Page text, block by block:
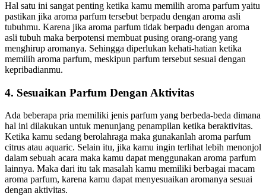
Hal satu ini sangat penting ketika kamu memilih aroma parfum yaitu
pastikan jika aroma parfum tersebut berpadu dengan aroma asli
tubuhmu. Karena jika aroma parfum tidak berpadu dengan aroma
asli tubuh maka berpotensi membuat pusing orang-orang yang
menghirup aromanya. Sehingga diperlukan kehati-hatian ketika
memilih aroma parfum, meskipun parfum tersebut sesuai dengan
kepribadianmu.
4. Sesuaikan Parfum Dengan Aktivitas
Ada beberapa pria memiliki jenis parfum yang berbeda-beda dimana
hal ini dilakukan untuk menunjang penampilan ketika beraktivitas.
Ketika kamu sedang berolahraga maka gunakanlah aroma parfum
citrus atau aquaric. Selain itu, jika kamu ingin terlihat lebih menonjol
dalam sebuah acara maka kamu dapat menggunakan aroma parfum
lainnya. Maka dari itu tak masalah kamu memiliki berbagai macam
aroma parfum, karena kamu dapat menyesuaikan aromanya sesuai
dengan aktivitas.